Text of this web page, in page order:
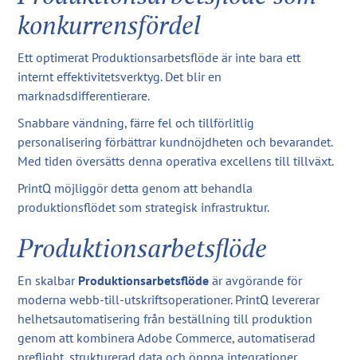
konkurrensfördel
Ett optimerat Produktionsarbetsflöde är inte bara ett
internt effektivitetsverktyg. Det blir en
marknadsdifferentierare.
Snabbare vändning, färre fel och tillförlitlig
personalisering förbättrar kundnöjdheten och bevarandet.
Med tiden översätts denna operativa excellens till tillväxt.
PrintQ möjliggör detta genom att behandla
produktionsflödet som strategisk infrastruktur.
Produktionsarbetsflöde
En skalbar Produktionsarbetsflödeär avgörande för
moderna webb-till-utskriftsoperationer. PrintQ levererar
helhetsautomatisering från beställning till produktion
genom att kombinera Adobe Commerce, automatiserad